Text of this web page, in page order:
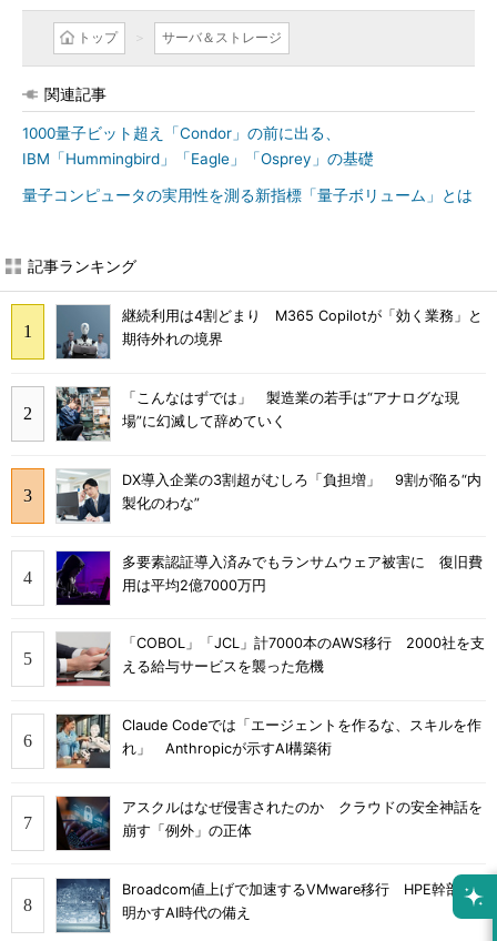
トップ サーバ＆ストレージ
関連記事
1000量子ビット超え「Condor」の前に出る、
IBM「Hummingbird」「Eagle」「Osprey」の基礎
量子コンピュータの実用性を測る新指標「量子ボリューム」とは
記事ランキング
継続利用は4割どまり M365 Copilotが「効く業務」と
期待外れの境界
「こんなはずでは」 製造業の若手は“アナログな現
場”に幻滅して辞めていく
DX導入企業の3割超がむしろ「負担増」 9割が陥る“内
製化のわな”
多要素認証導入済みでもランサムウェア被害に 復旧費
用は平均2億7000万円
「COBOL」「JCL」計7000本のAWS移行 2000社を支
える給与サービスを襲った危機
Claude Codeでは「エージェントを作るな、スキルを作
れ」 Anthropicが示すAI構築術
アスクルはなぜ侵害されたのか クラウドの安全神話を
崩す「例外」の正体
Broadcom値上げで加速するVMware移行 HPE幹部が
明かすAI時代の備え